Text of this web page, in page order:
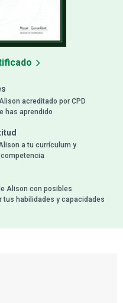
acreditado por CPD
has aprendido
a tu currículum y
Alison con posibles
tus habilidades y capacidades